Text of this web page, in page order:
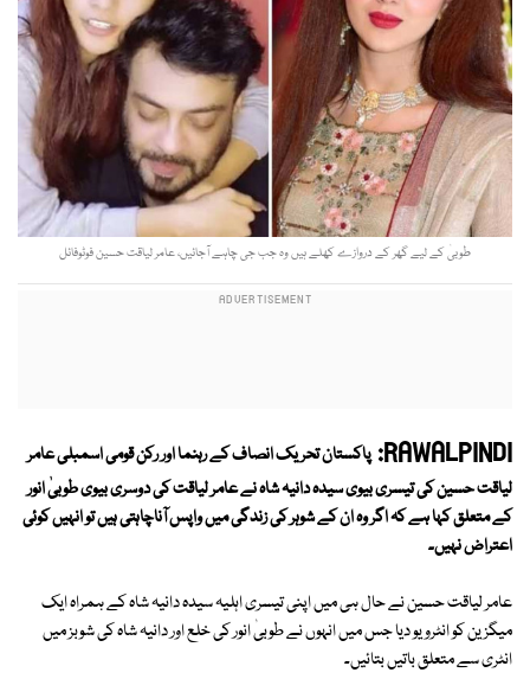
طوبیٰ کے لیے گھر کے دروازے کھلے ہیں وہ جب جی چاہے آجائیں، عامر لیاقت حسین فوٹوفائل
RAWALPINDI: پاکستان تحریک انصاف کے رہنما اور رکن قومی اسمبلی عامر
لیاقت حسین کی تیسری بیوی سیدہ دانیہ شاہ نے عامر لیاقت کی دوسری بیوی طوبیٰ انور
کے متعلق کہا ہے کہ اگر وہ ان کے شوہر کی زندگی میں واپس آناچاہتی ہیں تو انہیں کوئی
اعتراض نہیں۔
عامر لیاقت حسین نے حال ہی میں اپنی تیسری اہلیہ سیدہ دانیہ شاہ کے ہمراہ ایک
میگزین کو انٹرویو دیا جس میں انہوں نے طوبیٰ انور کی خلع اور دانیہ شاہ کی شوبز میں
انٹری سے متعلق باتیں بتائیں۔